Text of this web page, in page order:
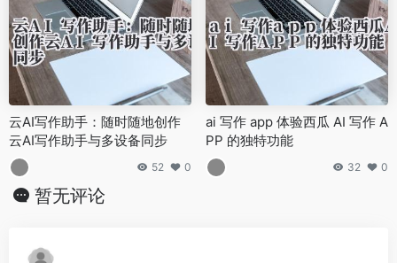
云AI写作助手：随时随地创作
云AI写作助手与多设备同步
52 0
ai 写作 app 体验西瓜 AI 写作 A
PP 的独特功能
32 0
暂无评论